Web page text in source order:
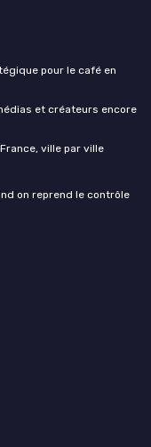
pour le café en
et créateurs encore
ville par ville
on reprend le contrôle